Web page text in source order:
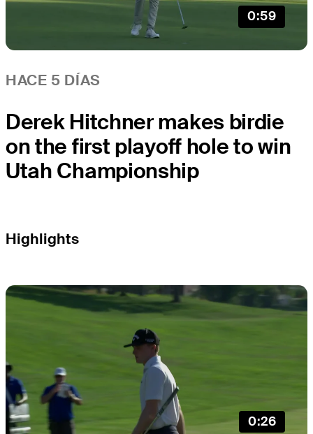
0:59
HACE 5 DÍAS
Derek Hitchner makes birdie
on the first playoff hole to win
Utah Championship
Highlights
0:26